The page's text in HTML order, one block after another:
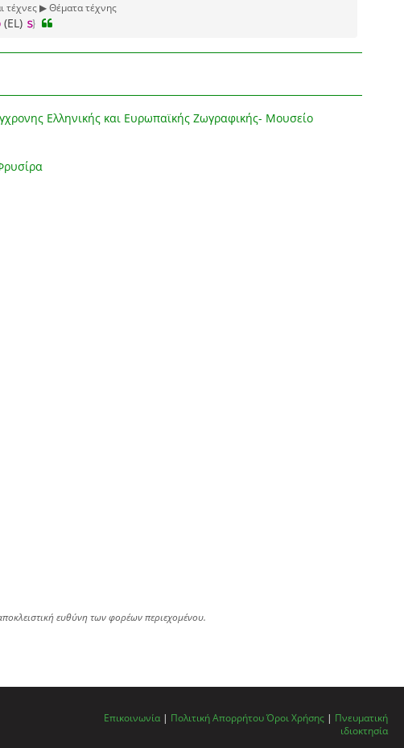
τέχνες ▶ Θέματα τέχνης
(EL)
Ελληνικής και Ευρωπαϊκής Ζωγραφικής- Μουσείο
ευθύνη των φορέων περιεχομένου.
Επικοινωνία | Πολιτική ΑπορρήτουΌροι Χρήσης | Πνευματική
ιδιοκτησία